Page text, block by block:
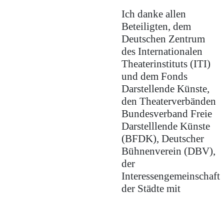
Ich danke allen
Beteiligten, dem
Deutschen Zentrum
des Internationalen
Theaterinstituts (ITI)
und dem Fonds
Darstellende Künste,
den Theaterverbänden
Bundesverband Freie
Darstelllende Künste
(BFDK), Deutscher
Bühnenverein (DBV),
der
Interessengemeinschaft
der Städte mit